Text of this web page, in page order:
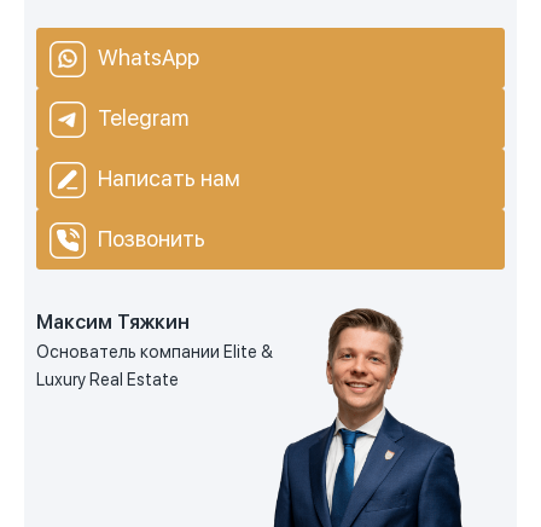
WhatsApp
Telegram
Написать нам
Позвонить
Максим Тяжкин
Основатель компании Elite &
Luxury Real Estate